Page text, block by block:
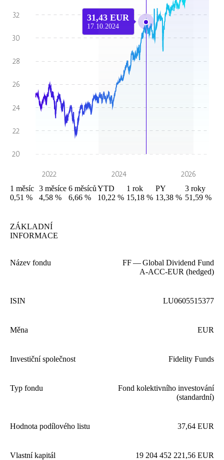
31,43 EUR
17.10.2024
1 měsíc
0,51 %
3 měsíce
4,58 %
6měsíců
6,66 %
YTD
10,22 %
1 rok
15,18 %
PY
13,38 %
3roky
51,59 %
ZÁKLADNÍ
INFORMACE
Název fondu FF— Global Dividend Fund
A‑ACC-EUR (hedged)
ISIN LU0605515377
Měna EUR
Investiční společnost Fidelity Funds
Typ fondu
Fond kolektivního investování
(standardní)
Hodnota podílového listu 37,64 EUR
Vlastní kapitál 19 204 452 221 ,56 EUR